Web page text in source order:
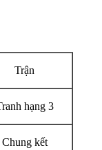
Trận
hạng 3
Chung kết